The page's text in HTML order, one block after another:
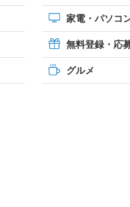
家電・パソコ
無料登録・応
グルメ